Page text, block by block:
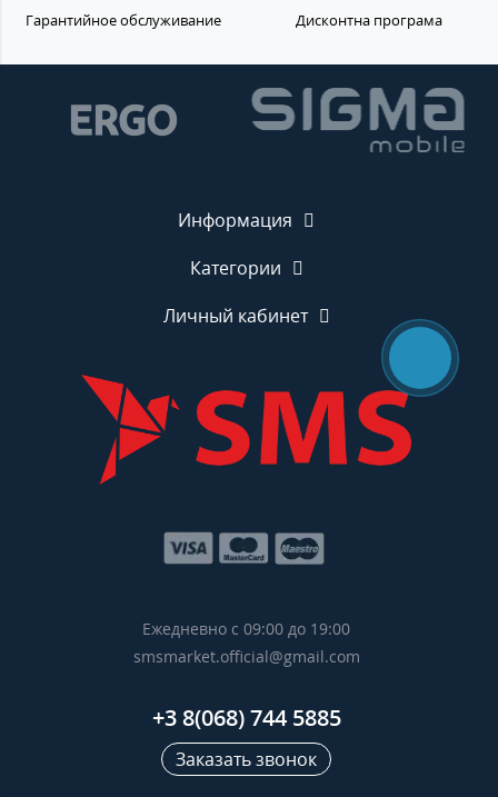
Гарантийное обслуживание Дисконтна програма
Информация
Категории
Личный кабинет
Ежедневно с 09:00 до 19:00
smsmarket.official@gmail.com
+3 8(068) 744 5885
Заказать звонок